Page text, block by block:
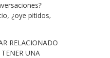
¿oye pitidos,
RELACIONADO
UNA